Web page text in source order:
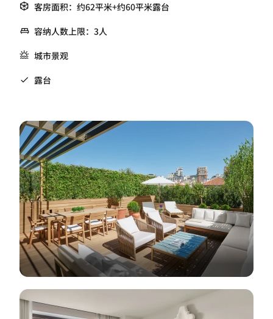
客房面积：约62平米+约60平米露台
容纳人数上限：3人
城市景观
露台